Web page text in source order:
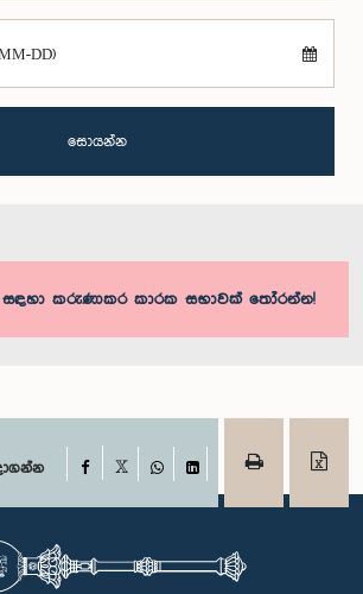
DD)
සොයන්න
සඳහා කරුණාකර කාරක සභාවක් තෝරන්න!
Facebook
WhatsAppLinkedIn